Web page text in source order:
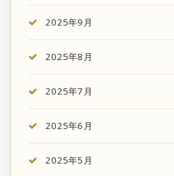
2025年9月
2025年8月
2025年7月
2025年6月
2025年5月